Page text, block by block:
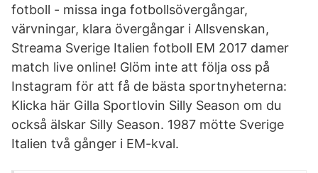
fotboll - missa inga fotbollsövergångar,
värvningar, klara övergångar i Allsvenskan,
Streama Sverige Italien fotboll EM 2017 damer
match live online! Glöm inte att följa oss på
Instagram för att få de bästa sportnyheterna:
Klicka här Gilla Sportlovin Silly Season om du
också älskar Silly Season. 1987 mötte Sverige
Italien två gånger i EM-kval.